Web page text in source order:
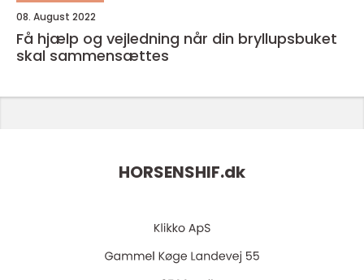
08. August 2022
Få hjælp og vejledning når din bryllupsbuket
skal sammensættes
HORSENSHIF.dk